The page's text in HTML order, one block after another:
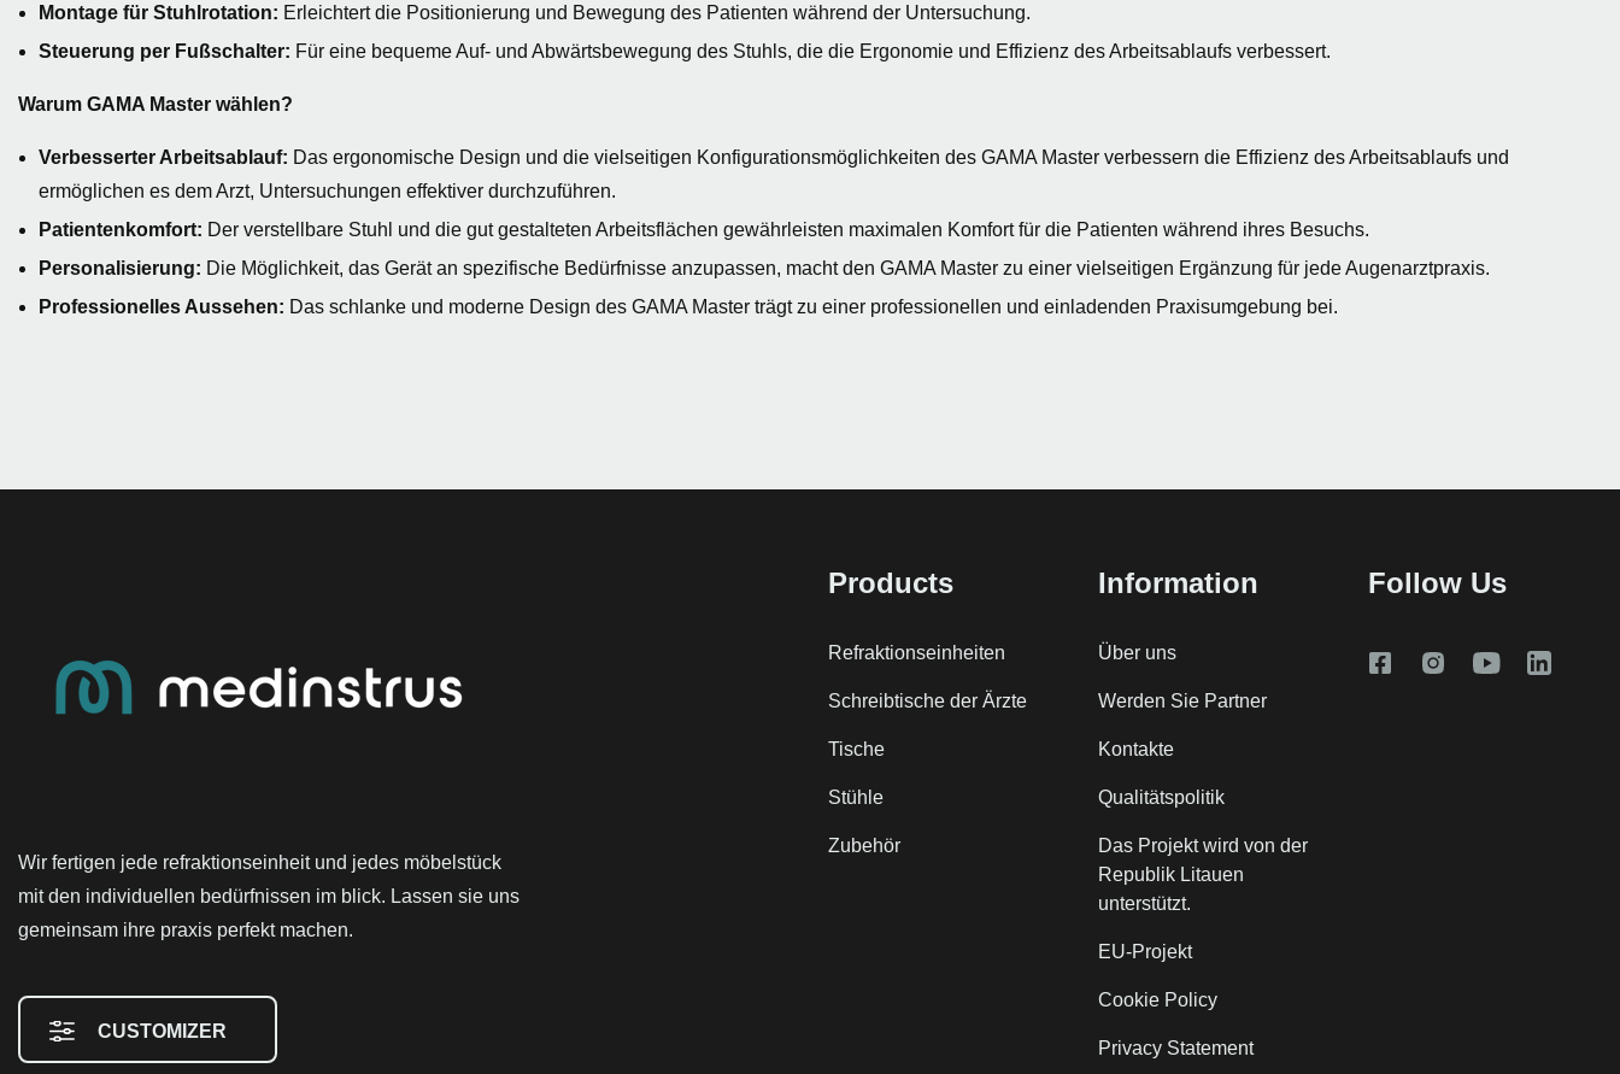
Montage für Stuhlrotation: Erleichtert die Positionierung und Bewegung des Patienten während der Untersuchung.
Steuerung per Fußschalter: Für eine bequeme Auf- und Abwärtsbewegung des Stuhls, die die Ergonomie und Effizienz des Arbeitsablaufs verbessert.
Warum GAMA Master wählen?
Verbesserter Arbeitsablauf: Das ergonomische Design und die vielseitigen Konfigurationsmöglichkeiten des GAMA Master verbessern die Effizienz des Arbeitsablaufs und
ermöglichen es dem Arzt, Untersuchungen effektiver durchzuführen.
Patientenkomfort: Der verstellbare Stuhl und die gut gestalteten Arbeitsflächen gewährleisten maximalen Komfort für die Patienten während ihres Besuchs.
Personalisierung: Die Möglichkeit, das Gerät an spezifische Bedürfnisse anzupassen, macht den GAMA Master zu einer vielseitigen Ergänzung für jede Augenarztpraxis.
Professionelles Aussehen: Das schlanke und moderne Design des GAMA Master trägt zu einer professionellen und einladenden Praxisumgebung bei.
Wir fertigen jede refraktionseinheit und jedes möbelstück
mit den individuellen bedürfnissen im blick. Lassen sie uns
gemeinsam ihre praxis perfekt machen.
CUSTOMIZER
Products
Refraktionseinheiten
Schreibtische der Ärzte
Tische
Stühle
Zubehör
Information
Über uns
Werden Sie Partner
Kontakte
Qualitätspolitik
Das Projekt wird von der
Republik Litauen
unterstützt.
EU-Projekt
Cookie Policy
Privacy Statement
Follow Us